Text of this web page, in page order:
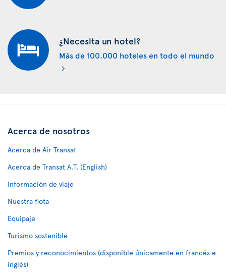
¿Necesita un hotel?
Más de 100.000 hoteles en todo el mundo
Acerca de nosotros
Acerca de Air Transat
Acerca de Transat A.T. (English)
Información de viaje
Nuestra flota
Equipaje
Turismo sostenible
Premios y reconocimientos (disponible únicamente en francés e
inglés)